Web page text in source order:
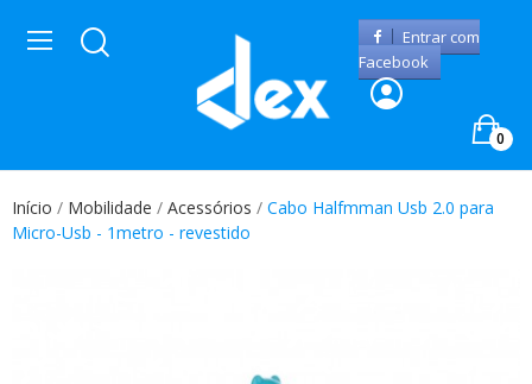
Entrar com
Facebook
0
Início Mobilidade Acessórios
Cabo Halfmman Usb 2.0 para
Micro-Usb - 1metro - revestido